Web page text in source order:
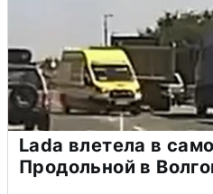
Lada влетела в
Продольной в